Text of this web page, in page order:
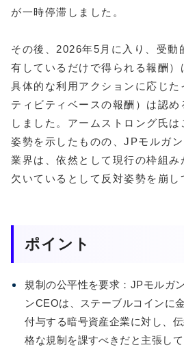
が一時停滞しました。
その後、2026年5月に入り、受動
有しているだけで得られる報酬
具体的な利用アクションに応じた
ティビティベースの報酬）は認め
しました。アームストロング氏
姿勢を示したものの、JPモルガ
業界は、依然として現行の枠組み
欠いているとして反対姿勢を崩し
ポイント
規制の公平性を要求：JPモルガ
ンCEOは、ステーブルコインに
付与する暗号資産企業に対し、
格な規制を課すべきだと主張して